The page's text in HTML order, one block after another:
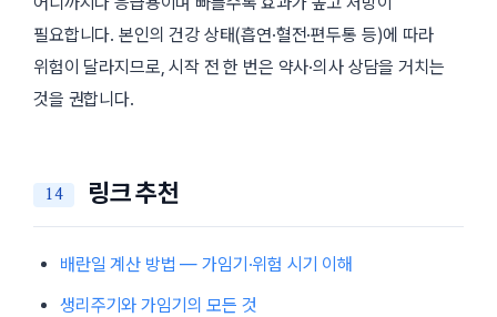
필요합니다. 본인의 건강 상태(흡연·혈전·편두통 등)에 따라
위험이 달라지므로, 시작 전 한 번은 약사·의사 상담을 거치는
것을 권합니다.
링크 추천
배란일 계산 방법 — 가임기·위험 시기 이해
생리주기와 가임기의 모든 것